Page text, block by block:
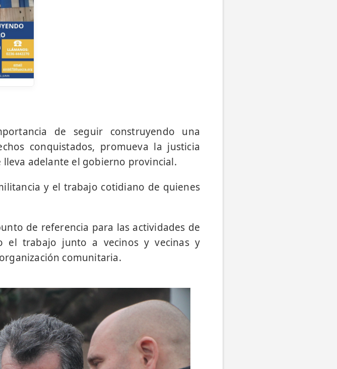
de seguir construyendo una
conquistados, promueva la justicia
lleva adelante el gobierno provincial.
y el trabajo cotidiano de quienes
de referencia para las actividades de
el trabajo junto a vecinos y vecinas y
comunitaria.